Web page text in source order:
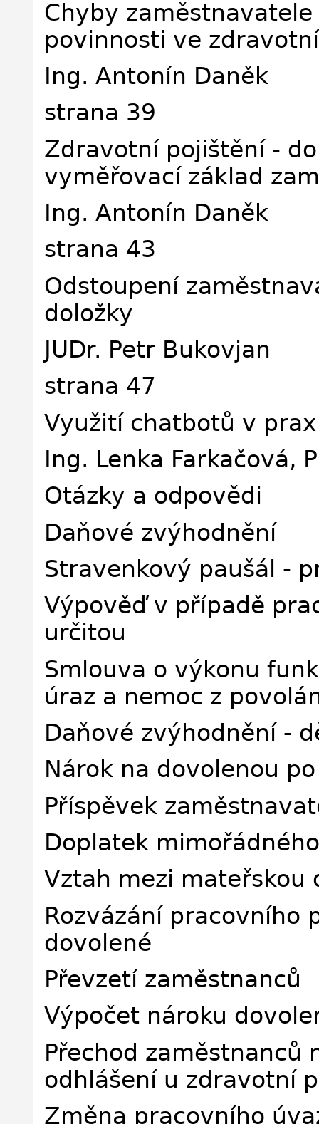
Chyby
povinnosti ve
Ing. Antonín Daněk
strana 39
Zdravotní pojištění -
vyměřovací základ
Ing. Antonín Daněk
strana 43
Odstoupení
doložky
JUDr. Petr Bukovjan
strana 47
Využití chatbotů v
Ing. Lenka Farkačová,
Otázky a odpovědi
Daňové zvýhodnění
Stravenkový paušál -
Výpověď v případě
určitou
Smlouva o výkonu
úraz a nemoc z
Daňové zvýhodnění -
Nárok na dovolenou
Příspěvek
Doplatek
Vztah mezi mateřskou
Rozvázání pracovního
dovolené
Převzetí zaměstnanců
Výpočet nároku
Přechod zaměstnanců
odhlášení u zdravotní
Změna pracovního